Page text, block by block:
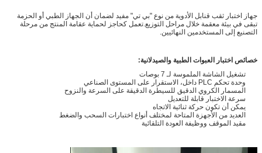
جهاز اختبار ثقب قنابل الأدوية من نوع "بي تي" مفيد لضمان أن الجهاز الطبي أو الحزمة
تبقى في بيئة معقمة خلال مراحل التوزيع.تعمل كحاجز لحماية عقامة المنتج من مرحلة
التصنيع إلى المستخدمين النهائيين.
خصائص اختبار العبوات الطبية والصيدلانية:
تشغيل الشاشة الملموسة لـ 7 بوصات
وحدة تحكم PLC داخل، الاستقرار على المستوى الصناعي
المسمار الكروي الدقيق للسيطرة الدقيقة على السرعة والنزوح
سرعة الاختبار قابلة للتعديل
يمكن أن تكون حركة ثنائية الاتجاه
العديد من الأجهزة المتاحة لمختلف أنواع اختبارات السحب والضغط
مقيد الموقف ووظيفة العودة التلقائية